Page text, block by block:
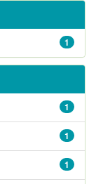
1
1
1
1